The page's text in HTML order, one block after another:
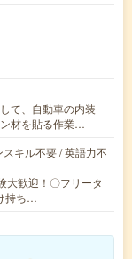
て、自動車の内装
ン材を貼る作業…
キル不要 / 英語力不
大歓迎！〇フリータ
持ち…